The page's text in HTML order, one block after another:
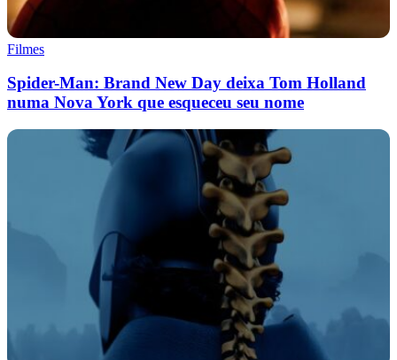
Filmes
Spider-Man: Brand New Day deixa Tom Holland
numa Nova York que esqueceu seu nome